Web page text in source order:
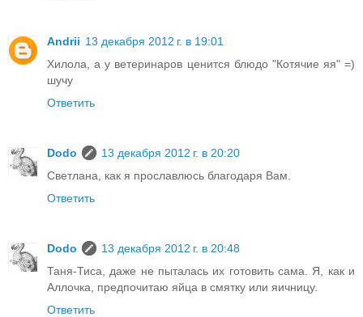
Andrii 13 декабря 2012 г. в 19:01
Хилола, а у ветеринаров ценится блюдо "Котячие яя" =)
шучу
Ответить
Dodo
13 декабря 2012 г. в 20:20
Светлана, как я прославлюсь благодаря Вам.
Ответить
Dodo
13 декабря 2012 г. в 20:48
Таня-Тиса, даже не пыталась их готовить сама. Я, как и
Аллочка, предпочитаю яйца в смятку или яичницу.
Ответить